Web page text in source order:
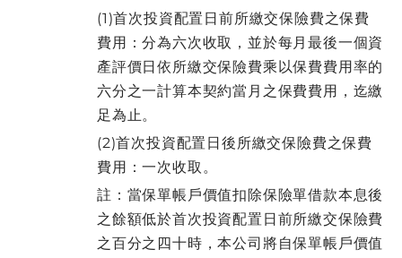
(1)首次投資配置日前所繳交保險費之保費
費用：分為六次收取，並於每月最後一個資
產評價日依所繳交保險費乘以保費費用率的
六分之一計算本契約當月之保費費用，迄繳
足為止。
(2)首次投資配置日後所繳交保險費之保費
費用：一次收取。
註：當保單帳戶價值扣除保險單借款本息後
之餘額低於首次投資配置日前所繳交保險費
之百分之四十時，本公司將自保單帳戶價值